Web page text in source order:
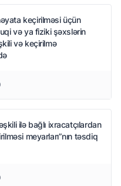
keçirilməsi üçün
və ya fiziki şəxslərin
və keçirilmə
ilə bağlı ixracatçılardan
meyarları”nın təsdiq